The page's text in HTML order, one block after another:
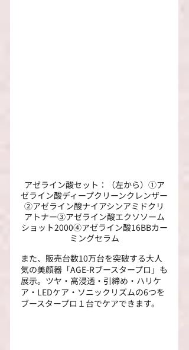
アゼライン酸セット：（左から）①ア
ゼライン酸ディープクリーンクレンザー
②アゼライン酸ナイアシンアミドクリ
アトナー③アゼライン酸エクソソーム
ショット2000④アゼライン酸16BBカー
ミングセラム
また、販売台数10万台を突破する大人
気の美顔器「AGE-Rブースタープロ」も
展示。ツヤ・高浸透・引締め・ハリケ
ア・LEDケア・ソニックリズムの6つを
ブースタープロ１台でケアできます。